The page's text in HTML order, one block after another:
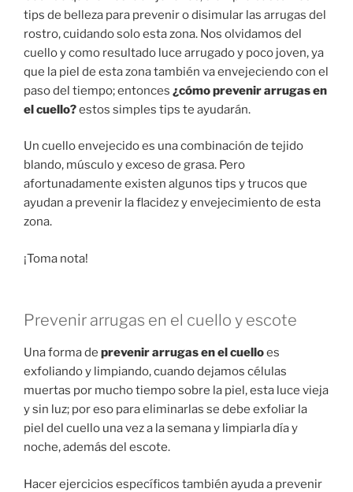
tips de belleza para prevenir o disimular las arrugas del
rostro, cuidando solo esta zona. Nos olvidamos del
cuello y como resultado luce arrugado y poco joven, ya
que la piel de esta zona también va envejeciendo con el
paso del tiempo; entonces ¿cómo prevenir arrugas en
el cuello?estos simples tips te ayudarán.
Un cuello envejecido es una combinación de tejido
blando, músculo y exceso de grasa. Pero
afortunadamente existen algunos tips y trucos que
ayudan a prevenir la flacidez y envejecimiento de esta
zona.
¡Toma nota!
Prevenir arrugas en el cuello y escote
Una forma de prevenir arrugas en el cuelloes
exfoliando y limpiando, cuando dejamos células
muertas por mucho tiempo sobre la piel, esta luce vieja
y sin luz; por eso para eliminarlas se debe exfoliar la
piel del cuello una vez a la semana y limpiarla día y
noche, además del escote.
Hacer ejercicios específicos también ayuda a prevenir